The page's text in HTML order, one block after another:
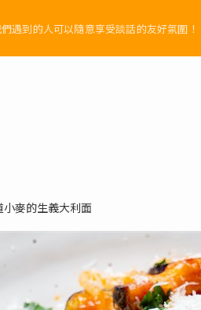
遇到的人可以隨意享受談話的友好氛圍！
麥的生義大利面